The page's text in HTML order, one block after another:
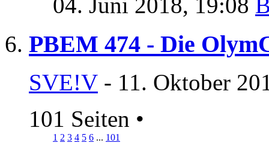
PBEM 474 - Die
SVE!V - 11. Oktober
101 Seiten •
1 2 3 4 5 6 ... 101